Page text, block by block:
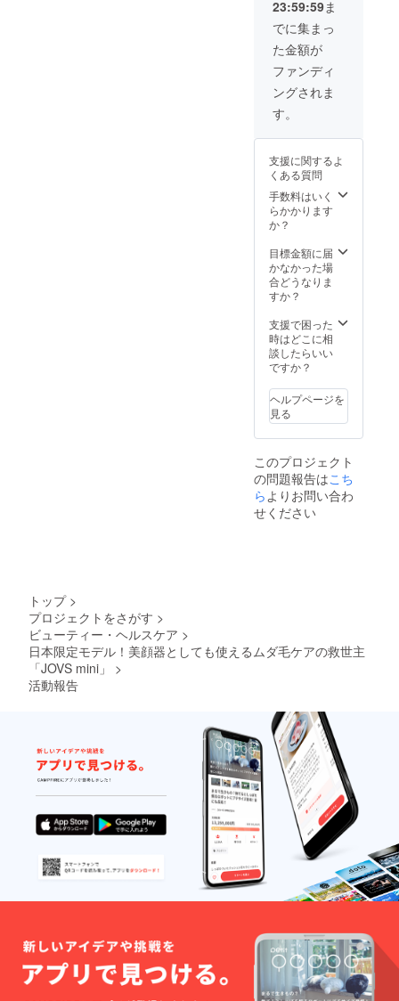
す。
パッ
ケージ
内容 ・
JOVS
mini ×
１台
イト）
ソリ ・
サング
ラス ・
充電器
・取扱
23:59:59ま
でに集まっ
た金額が
ファンディ
ングされま
す。
支援に関するよ
くある質問
手数料はいく
らかかります
か？
目標金額に届
かなかった場
合どうなりま
すか？
支援で困った
時はどこに相
談したらいい
ですか？
ヘルプページを
見る
このプロジェクト
の問題報告はこち
ら よりお問い合わ
せください
トップ >
プロジェクトをさがす >
ビューティー・ヘルスケア >
日本限定モデル！美顔器としても使えるムダ毛ケアの救世主
「JOVS mini」
>
活動報告